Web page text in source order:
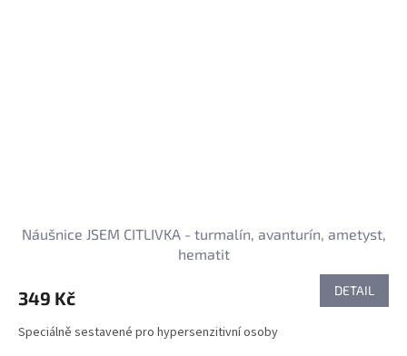
Náušnice JSEM CITLIVKA - turmalín, avanturín, ametyst,
hematit
349 Kč DETAIL
Speciálně sestavené pro hypersenzitivní osoby